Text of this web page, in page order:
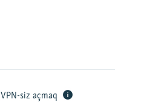
360p 480p
VPN-siz açmaq